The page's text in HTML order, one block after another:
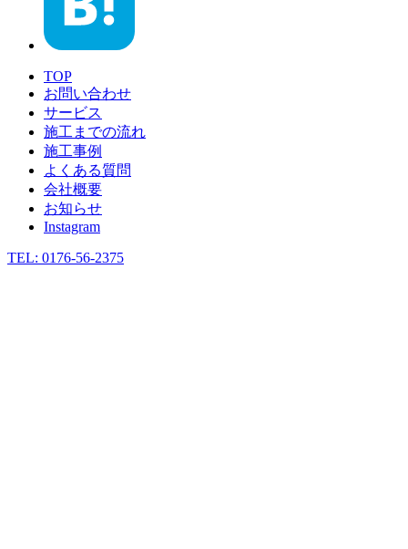
TOP
お問い合わせ
サービス
施工までの流れ
施工事例
よくある質問
会社概要
お知らせ
Instagram
TEL: 0176-56-2375